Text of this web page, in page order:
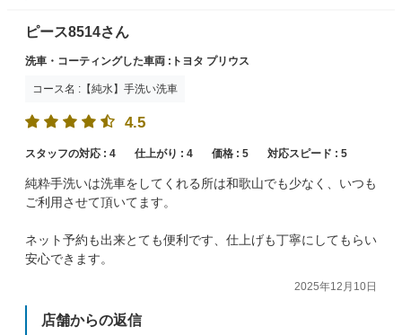
ピース8514さん
洗車・コーティングした車両 :トヨタ プリウス
コース名 :【純水】手洗い洗車
4.5
スタッフの対応 : 4 仕上がり : 4 価格 : 5 対応スピード : 5
純粋手洗いは洗車をしてくれる所は和歌山でも少なく、いつも
ご利用させて頂いてます。
ネット予約も出来とても便利です、仕上げも丁寧にしてもらい
安心できます。
2025年12月10日
店舗からの返信